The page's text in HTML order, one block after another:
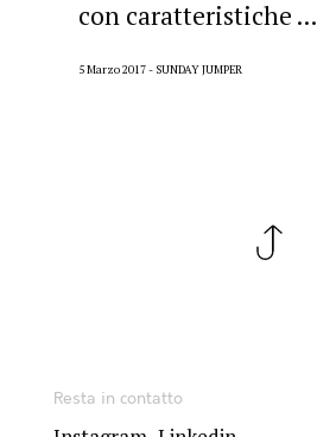
con caratteristiche ...
5 Marzo 2017 SUNDAY JUMPER
Resta in contatto